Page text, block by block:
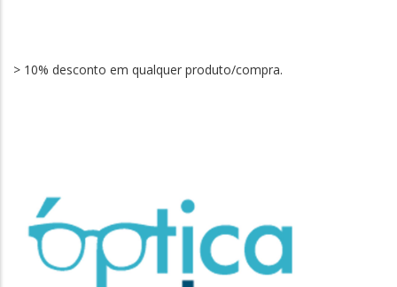
> 10% desconto em qualquer produto/compra.